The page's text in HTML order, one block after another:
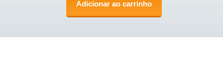
Adicionar ao carrinho